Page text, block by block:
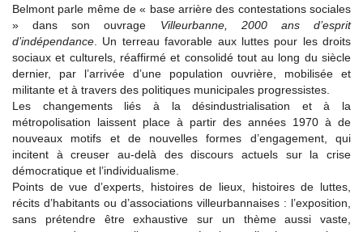
Belmont parle même de « base arrière des contestations sociales
» dans son ouvrage Villeurbanne, 2000 ans d’esprit
d’indépendance . Un terreau favorable aux luttes pour les droits
sociaux et culturels, réaffirmé et consolidé tout au long du siècle
dernier, par l’arrivée d’une population ouvrière, mobilisée et
militante et à travers des politiques municipales progressistes.
Les changements liés à la désindustrialisation et à la
métropolisation laissent place à partir des années 1970 à de
nouveaux motifs et de nouvelles formes d’engagement, qui
incitent à creuser au-delà des discours actuels sur la crise
démocratique et l’individualisme.
Points de vue d’experts, histoires de lieux, histoires de luttes,
récits d’habitants ou d’associations villeurbannaises : l’exposition,
sans prétendre être exhaustive sur un thème aussi vaste,